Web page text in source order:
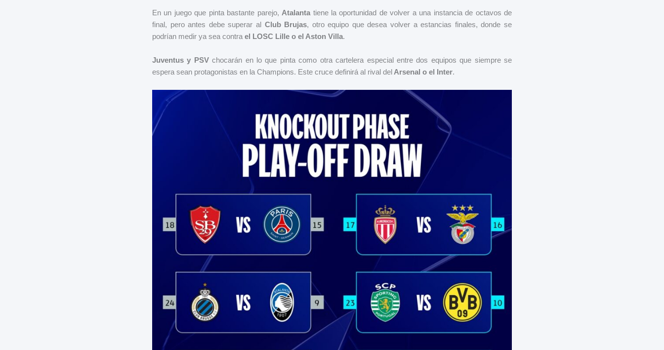
En un juego que pinta bastante parejo, Atalanta tiene la oportunidad de volver a una instancia de octavos de
final, pero antes debe superar al Club Brujas, otro equipo que desea volver a estancias finales, donde se
podrían medir ya sea contra el LOSC Lille o el Aston Villa.
Juventus y PSVchocarán en lo que pinta como otra cartelera especial entre dos equipos que siempre se
espera sean protagonistas en la Champions. Este cruce definirá al rival del Arsenal o el Inter.